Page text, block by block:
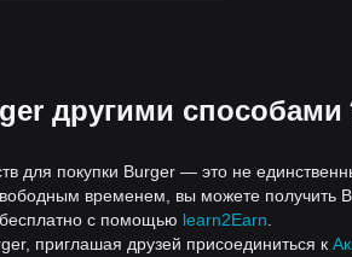
другими способами
для покупки Burger — это не
временем, вы можете получить
бесплатно с помощью learn2Earn
приглашая друзей присоединиться к